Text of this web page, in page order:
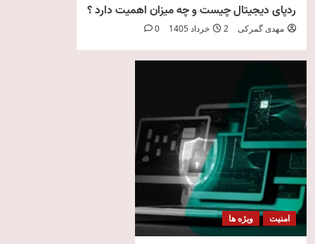
ردپای دیجیتال چیست و چه میزان اهمیت دارد ؟
مهدی گمرکی 2 خرداد 1405 0
امنیت ویژه ها